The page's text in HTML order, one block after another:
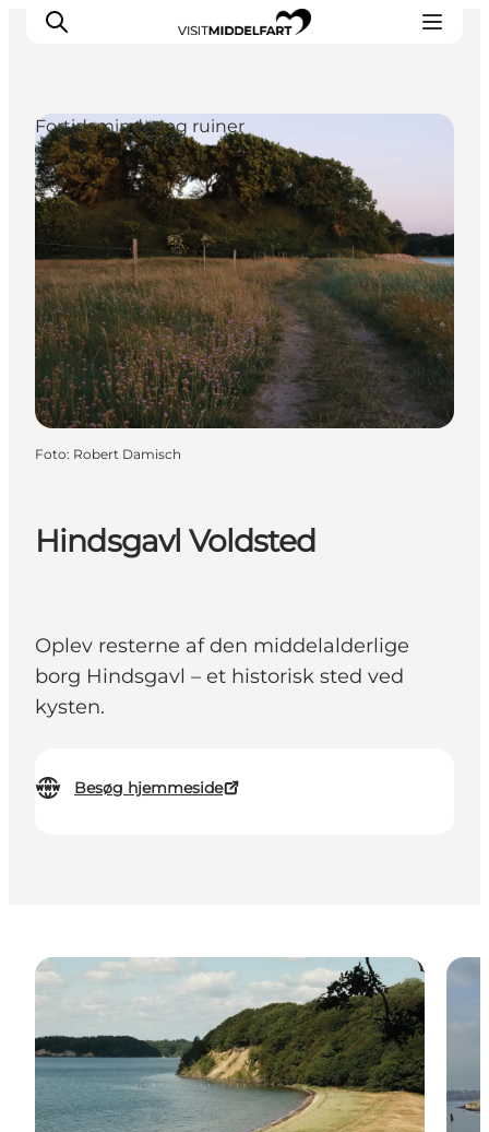
Oplevelser
Mad og drikke
Overnatning
Det Sker
Book oplevelse
Møde og Konference
Hindsgavl Voldsted
Oplev resterne af den middelalderlige
borg Hindsgavl – et historisk sted ved
kysten.
Besøg hjemmeside
Fortidsminder og ruiner
Foto: Robert Damisch